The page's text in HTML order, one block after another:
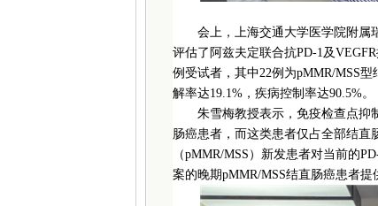
会上，上海交通大学医学院附属
评估了阿兹夫定联合抗PD-1及
例受试者，其中22例为pMMR/MSS
解率达19.1%，疾病控制率达90.5%。
朱雪梅教授表示，免疫检查点抑
肠癌患者，而这类患者仅占全部结直
（pMMR/MSS）新发患者对当前的
案的晚期pMMR/MSS结直肠癌患者提